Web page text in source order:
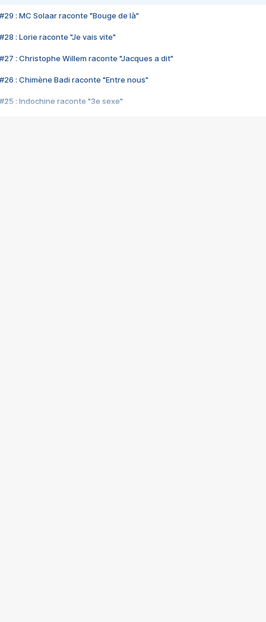
#29 : MC Solaar raconte "Bouge de là"
#28 : Lorie raconte "Je vais vite"
#27 : Christophe Willem raconte "Jacques a dit"
#26 : Chimène Badi raconte "Entre nous"
#25 : Indochine raconte "3e sexe"